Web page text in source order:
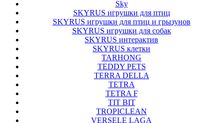
Sky
SKYRUS игрушки для птиц
SKYRUS игрушки для птиц и грызунов
SKYRUS игрушки для собак
SKYRUS интерактив
SKYRUS клетки
TARHONG
TEDDY PETS
TERRA DELLA
TETRA
TETRA F
TIT BIT
TROPICLEAN
VERSELE LAGA